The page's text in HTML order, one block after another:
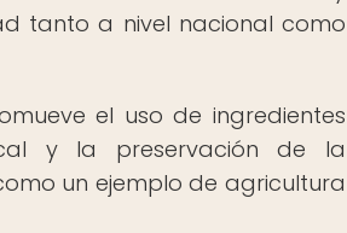
tanto a nivel nacional como
el uso de ingredientes
y la preservación de la
un ejemplo de agricultura